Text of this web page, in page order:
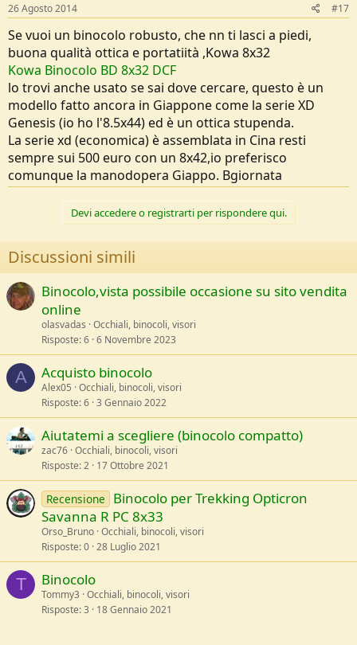
26 Agosto 2014 #17
Se vuoi un binocolo robusto, che nn ti lasci a piedi,
buona qualità ottica e portatiità ,Kowa 8x32
Kowa Binocolo BD 8x32 DCF
lo trovi anche usato se sai dove cercare, questo è un
modello fatto ancora in Giappone come la serie XD
Genesis (io ho l'8.5x44) ed è un ottica stupenda.
La serie xd (economica) è assemblata in Cina resti
sempre sui 500 euro con un 8x42,io preferisco
comunque la manodopera Giappo. Bgiornata
Devi accedere o registrarti per rispondere qui.
Discussioni simili
Binocolo,vista possibile occasione su sito vendita
online
olasvadas Occhiali, binocoli, visori
Risposte 6 6 Novembre 2023
A Acquisto binocolo
Alex05 Occhiali, binocoli, visori
Risposte 6 3 Gennaio 2022
Aiutatemi a scegliere (binocolo compatto)
zac76 Occhiali, binocoli, visori
Risposte 2 17 Ottobre 2021
Recensione
Binocolo per Trekking Opticron
Savanna R PC 8x33
Orso_Bruno Occhiali, binocoli, visori
Risposte 0 28 Luglio 2021
T Binocolo
Tommy3 Occhiali, binocoli, visori
Risposte 3 18 Gennaio 2021